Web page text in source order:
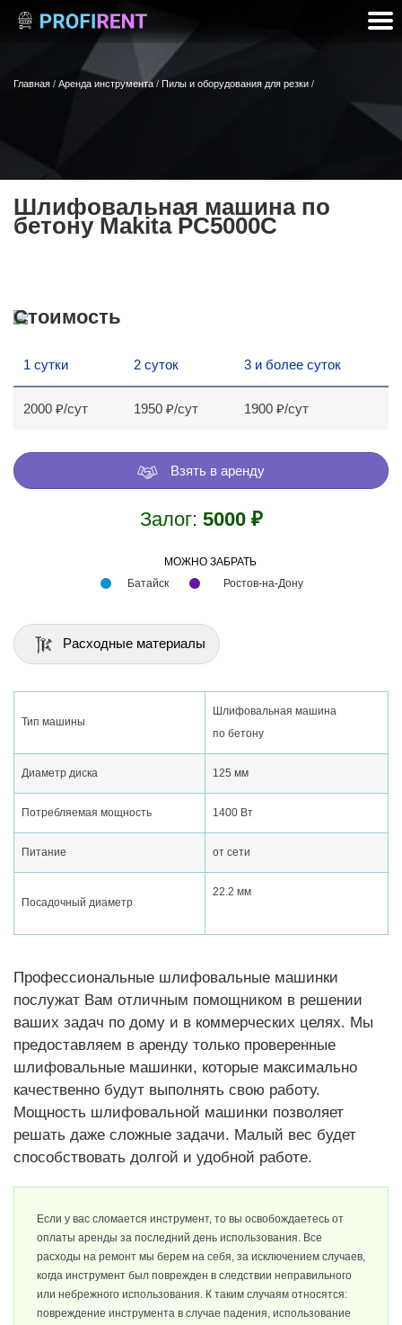
Главная / Аренда инструмента / Пилы и оборудования для резки /
Шлифовальная машина по
бетону Makita PC5000C
Стоимость
1 сутки 2 суток 3 и более суток
2000 ₽/сут 1950 ₽/сут 1900 ₽/сут
Взять в аренду
Залог: 5000 ₽
МОЖНО ЗАБРАТЬ
Батайск
Ростов-на-Дону
Расходные материалы
Тип машины
Шлифовальная машина
по бетону
Диаметр диска 125 мм
Потребляемая мощность 1400 Вт
Питание от сети
Посадочный диаметр
22.2 мм
Профессиональные шлифовальные машинки
послужат Вам отличным помощником в решении
ваших задач по дому и в коммерческих целях. Мы
предоставляем в аренду только проверенные
шлифовальные машинки, которые максимально
качественно будут выполнять свою работу.
Мощность шлифовальной машинки позволяет
решать даже сложные задачи. Малый вес будет
способствовать долгой и удобной работе.
Если у вас сломается инструмент, то вы освобождаетесь от
оплаты аренды за последний день использования. Все
расходы на ремонт мы берем на себя, за исключением случаев,
когда инструмент был поврежден в следствии неправильного
или небрежного использования. К таким случаям относятся:
повреждение инструмента в случае падения, использование